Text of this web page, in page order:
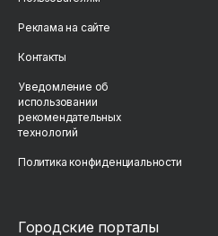
Реклама на сайте
Контакты
Уведомление об
использовании
рекомендательных
технологий
Политика конфиденциальности
Городские порталы